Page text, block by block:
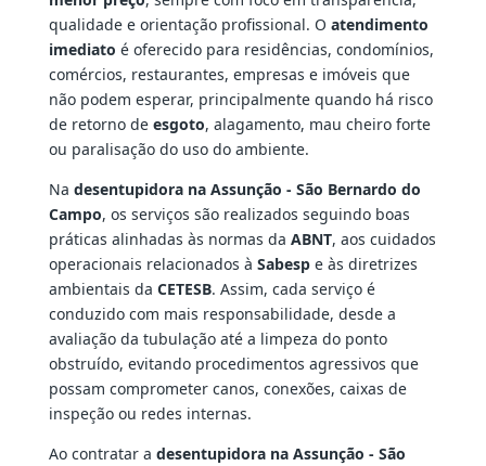
qualidade e orientação profissional. O atendimento
imediato é oferecido para residências, condomínios,
comércios, restaurantes, empresas e imóveis que
não podem esperar, principalmente quando há risco
de retorno de esgoto, alagamento, mau cheiro forte
ou paralisação do uso do ambiente.
Na desentupidora na Assunção - São Bernardo do
Campo, os serviços são realizados seguindo boas
práticas alinhadas às normas da ABNT, aos cuidados
operacionais relacionados à Sabespe às diretrizes
ambientais da CETESB. Assim, cada serviço é
conduzido com mais responsabilidade, desde a
avaliação da tubulação até a limpeza do ponto
obstruído, evitando procedimentos agressivos que
possam comprometer canos, conexões, caixas de
inspeção ou redes internas.
Ao contratar a desentupidora na Assunção - São